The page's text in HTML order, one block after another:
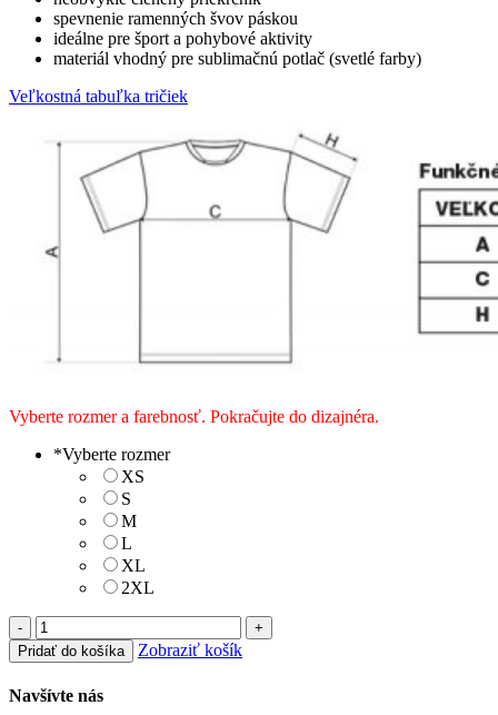
spevnenie ramenných švov páskou
ideálne pre šport a pohybové aktivity
materiál vhodný pre sublimačnú potlač (svetlé farby)
Veľkostná tabuľka tričiek
Vyberte rozmer a farebnosť. Pokračujte do dizajnéra.
*Vyberte rozmer
XS
S
M
L
XL
2XL
-
+
Pridať do košíka
Zobraziť košík
Navšívte nás